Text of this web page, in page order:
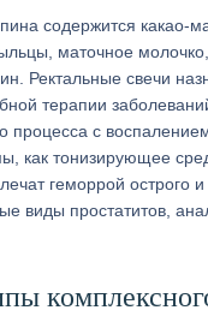
содержится какао-
маточное
Ректальные свечи
терапии
процесса с
как тонизирующее
геморрой острого и
виды простатитов,